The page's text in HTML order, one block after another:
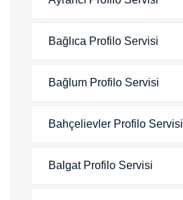
Bağlıca Profilo Servisi
Bağlum Profilo Servisi
Bahçelievler Profilo Servisi
Balgat Profilo Servisi